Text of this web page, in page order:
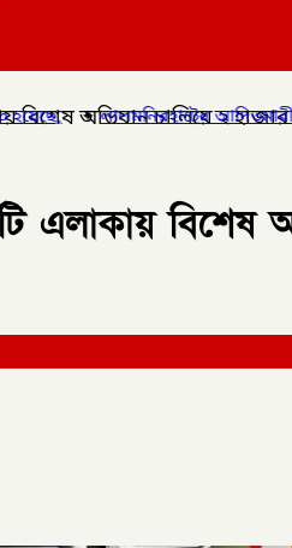
থানা পুলিশের বিশেষ
অভিযান চালিয়ে ২ হাজার
বিশেষ